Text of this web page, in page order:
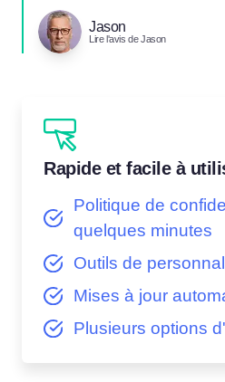
Jason
Lire l'avis de Jason
Rapide et facile à
Politique de
quelques minutes
Outils de
Mises à jour
Plusieurs options